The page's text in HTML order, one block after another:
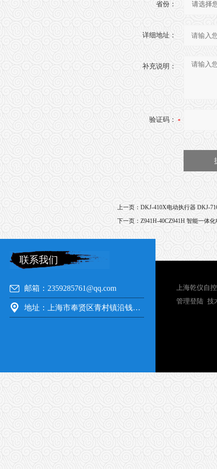
省份：
详细地址：
补充说明：
验证码：
上一页： DKJ-410X电动执行器 DKJ-
下一页： Z941H-40CZ941H 智能一体
联系我们
邮箱：2359285761@qq.com
地址：上海市奉贤区青村镇沿钱公路351号
上海乾仪自
管理登陆 技